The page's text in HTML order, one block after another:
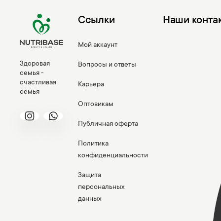
Здоровая
семья -
счастливая
семья
Ссылки
Мой аккаунт
Вопросы и ответы
Карьера
Оптовикам
Публичная оферта
Политика
конфиденциальности
Защита
персональных
данных
Наши